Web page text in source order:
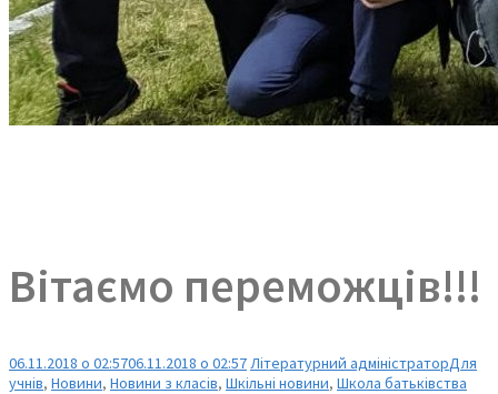
Вітаємо переможців!!!
06.11.2018 о 02:5706.11.2018 о 02:57Літературний адміністраторДля
учнів, Новини, Новини з класів, Шкільні новини, Школа батьківства